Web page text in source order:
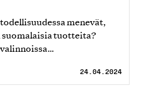
menevät,
suomalaisia tuotteita?
24.04.2024